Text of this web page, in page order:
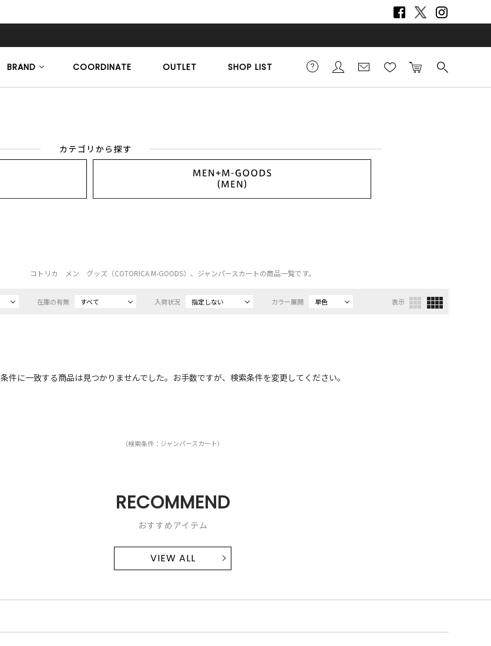
BRAND COORDINATE OUTLET SHOP LIST
コトリカ メン グッズ（COTORICA M-GOODS）、ジャンパースカートの商品一覧です。
在庫の有無 すべて 入荷状況 指定しない カラー展開 単色 表示
条件に一致する商品は見つかりませんでした。お手数ですが、検索条件を変更してください。
（検索条件：ジャンパースカート）
RECOMMEND
おすすめアイテム
VIEW ALL